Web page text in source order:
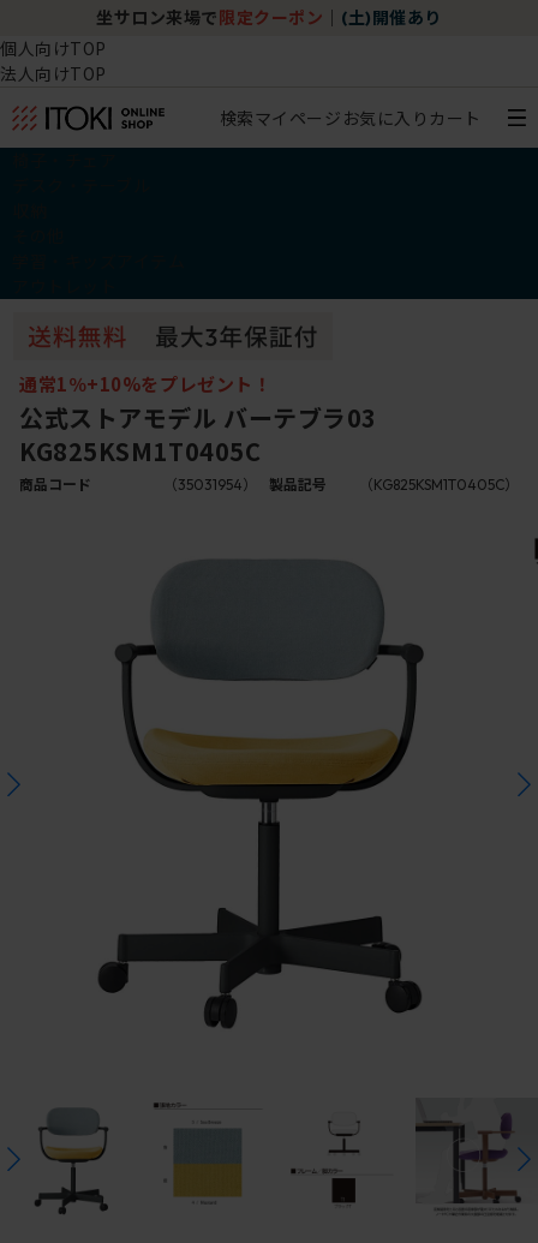
坐サロン来場で 限定クーポン (土)開催あり
個人向けTOP
法人向けTOP
検索マイページ お気に入り カート
通常1％+10%をプレゼント！
公式ストアモデル バーテブラ03
KG825KSM1T0405C
商品コード （35031954） 製品記号 （KG825KSM1T0405C）